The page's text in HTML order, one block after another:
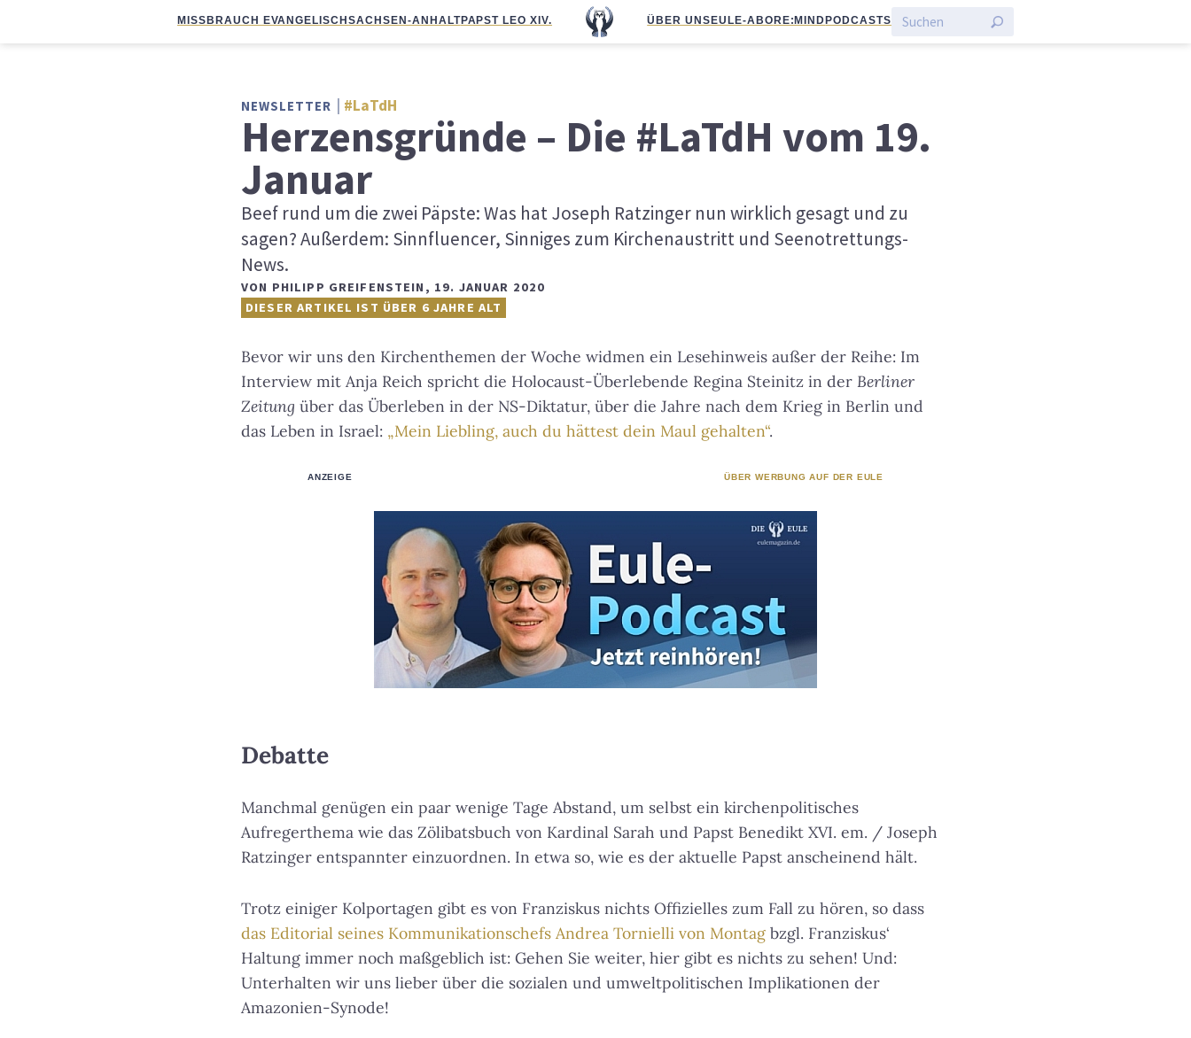
MISSBRAUCH EVANGELISCHSACHSEN-ANHALTPAPST LEO XIV. ÜBER UNS EULE-ABO RE:MIND PODCASTS
NEWSLETTER #LaTdH
Herzensgründe – Die #LaTdH vom 19.
Januar
Beef rund um die zwei Päpste: Was hat Joseph Ratzinger nun wirklich gesagt und zu
sagen? Außerdem: Sinnfluencer, Sinniges zum Kirchenaustritt und Seenotrettungs-
News.
VON PHILIPP GREIFENSTEIN , 19. JANUAR 2020
DIESER ARTIKEL IST ÜBER 6 JAHRE ALT
Bevor wir uns den Kirchenthemen der Woche widmen ein Lesehinweis außer der Reihe: Im
Interview mit Anja Reich spricht die Holocaust-Überlebende Regina Steinitz in der Berliner
Zeitung über das Überleben in der NS-Diktatur, über die Jahre nach dem Krieg in Berlin und
das Leben in Israel: „Mein Liebling, auch du hättest dein Maul gehalten“.
ANZEIGE ÜBER WERBUNG AUF DER EULE
Debatte
Manchmal genügen ein paar wenige Tage Abstand, um selbst ein kirchenpolitisches
Aufregerthema wie das Zölibatsbuch von Kardinal Sarah und Papst Benedikt XVI. em. / Joseph
Ratzinger entspannter einzuordnen. In etwa so, wie es der aktuelle Papst anscheinend hält.
Trotz einiger Kolportagen gibt es von Franziskus nichts Offizielles zum Fall zu hören, so dass
das Editorial seines Kommunikationschefs Andrea Tornielli von Montag bzgl. Franziskus‘
Haltung immer noch maßgeblich ist: Gehen Sie weiter, hier gibt es nichts zu sehen! Und:
Unterhalten wir uns lieber über die sozialen und umweltpolitischen Implikationen der
Amazonien-Synode!